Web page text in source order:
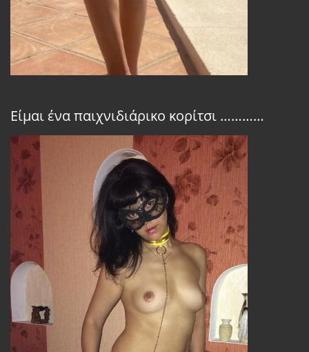
Είμαι ένα παιχνιδιάρικο κορίτσι …………